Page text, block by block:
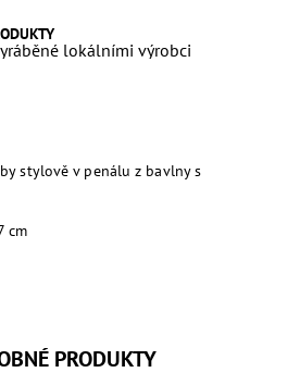
lokálními výrobci
stylově v penálu z bavlny s
cm
PRODUKTY